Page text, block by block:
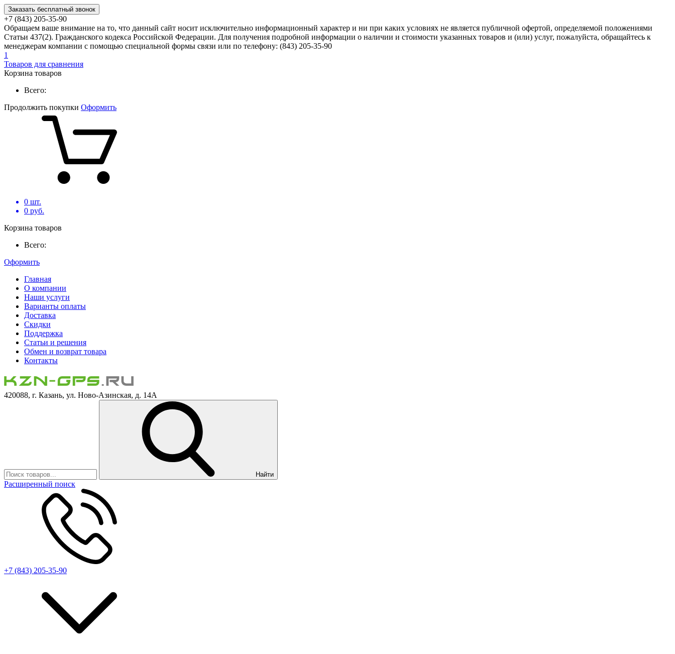
Заказать бесплатный звонок
+7 (843) 205-35-90
Обращаем ваше внимание на то, что данный сайт носит исключительно информационный характер и ни при каких условиях не является публичной офертой, определяемой положениями
Статьи 437(2). Гражданского кодекса Российской Федерации. Для получения подробной информации о наличии и стоимости указанных товаров и (или) услуг, пожалуйста, обращайтесь к
менеджерам компании с помощью специальной формы связи или по телефону: (843) 205-35-90
1
Товаров для сравнения
Корзина товаров
Всего:
Продолжить покупки Оформить
0 шт.
0 руб.
Корзина товаров
Всего:
Оформить
Главная
О компании
Наши услуги
Варианты оплаты
Доставка
Скидки
Поддержка
Статьи и решения
Обмен и возврат товара
Контакты
420088, г. Казань, ул. Ново-Азинская, д. 14А
Найти
Расширенный поиск
+7 (843) 205-35-90